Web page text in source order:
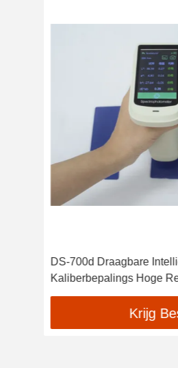
DS-700d Draagbare Intelligente Auto de
Kaliberbepalings Hoge
Krijg